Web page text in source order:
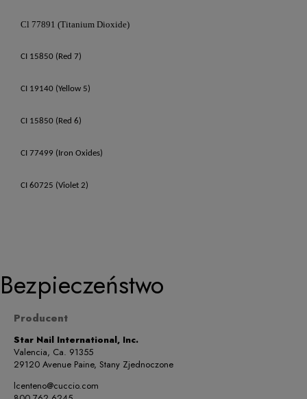
Cl 77891 (Titanium Dioxide)
CI 15850 (Red 7)
CI 19140 (Yellow 5)
CI 15850 (Red 6)
CI 77499 (Iron Oxides)
CI 60725 (Violet 2)
Bezpieczeństwo
Producent
Star Nail International, Inc.
Valencia, Ca. 91355
29120 Avenue Paine, Stany Zjednoczone
lcenteno@cuccio.com